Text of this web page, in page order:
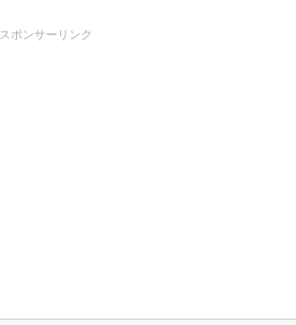
スポンサーリンク